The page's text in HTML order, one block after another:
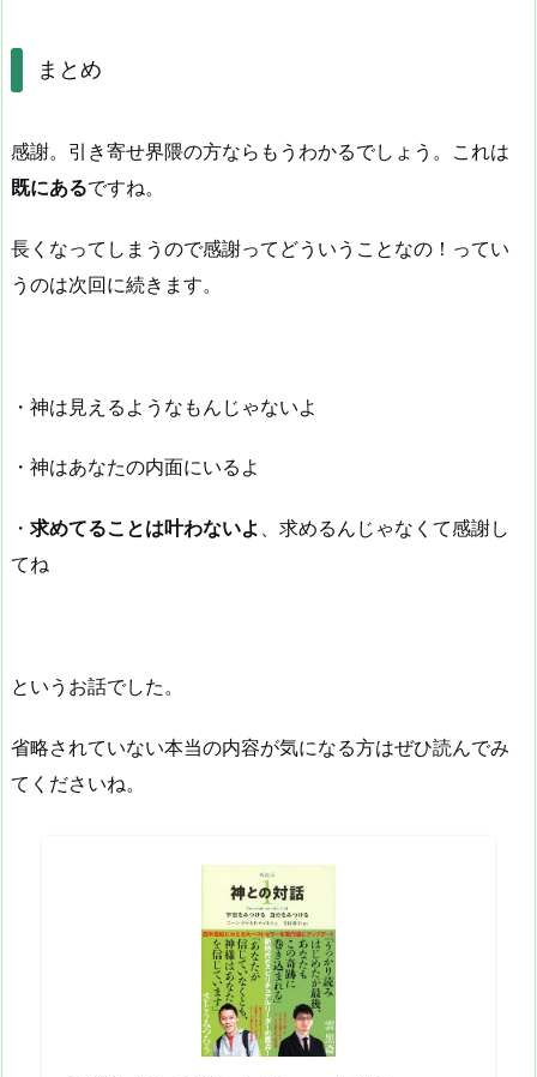
まとめ
感謝。引き寄せ界隈の方ならもうわかるでしょう。これは
既にあるですね。
長くなってしまうので感謝ってどういうことなの！ってい
うのは次回に続きます。
・神は見えるようなもんじゃないよ
・神はあなたの内面にいるよ
・ 求めてることは叶わないよ
、求めるんじゃなくて感謝し
てね
というお話でした。
省略されていない本当の内容が気になる方はぜひ読んでみ
てくださいね。